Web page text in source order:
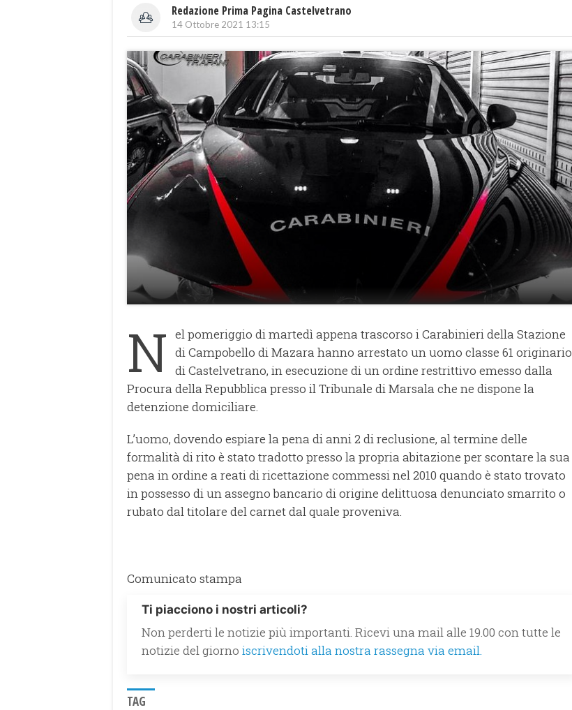
Redazione Prima Pagina Castelvetrano
14 Ottobre 2021 13:15
N el pomeriggio di martedì appena trascorso i Carabinieri della Stazione
di Campobello di Mazara hanno arrestato un uomo classe 61 originario
di Castelvetrano, in esecuzione di un ordine restrittivo emesso dalla
Procura della Repubblica presso il Tribunale di Marsala che ne dispone la
detenzione domiciliare.
L’uomo, dovendo espiare la pena di anni 2 di reclusione, al termine delle
formalità di rito è stato tradotto presso la propria abitazione per scontare la sua
pena in ordine a reati di ricettazione commessi nel 2010 quando è stato trovato
in possesso di un assegno bancario di origine delittuosa denunciato smarrito o
rubato dal titolare del carnet dal quale proveniva.
Comunicato stampa
Ti piacciono i nostri articoli?
Non perderti le notizie più importanti. Ricevi una mail alle 19.00 con tutte le
notizie del giorno iscrivendoti alla nostra rassegna via email.
TAG